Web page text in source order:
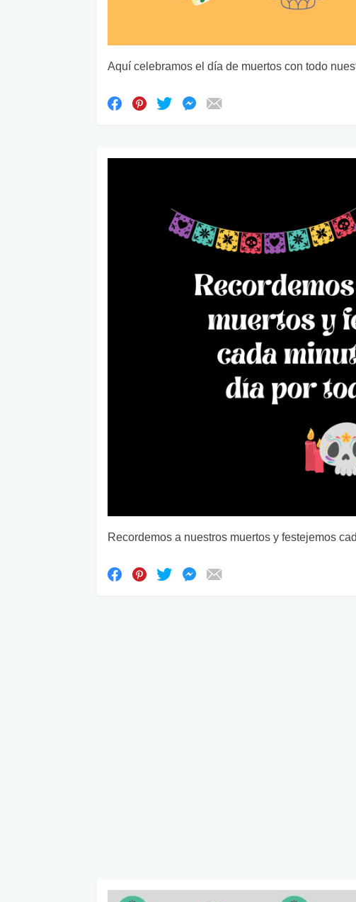
Aquí celebramos el día de muertos con todo
Recordemos a nuestros muertos y festejemos